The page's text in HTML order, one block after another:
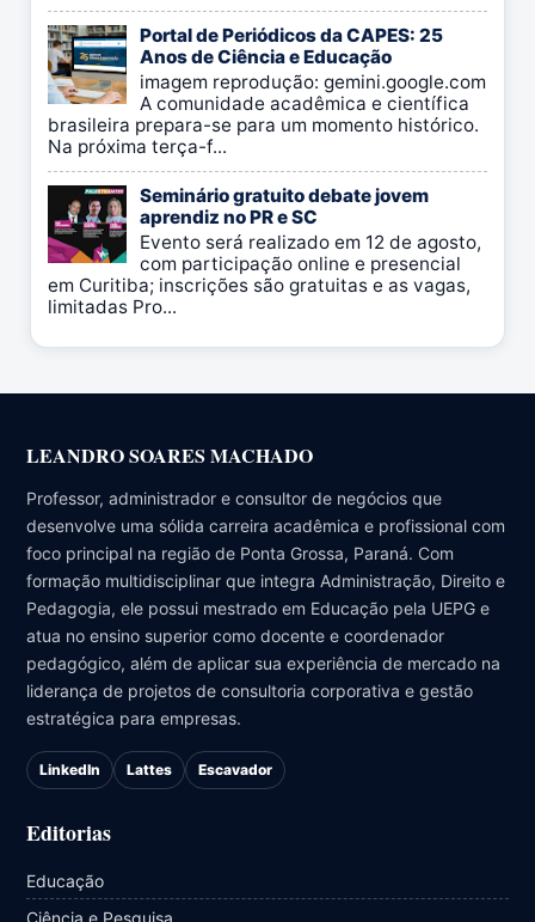
Portal de Periódicos da CAPES: 25
Anos de Ciência e Educação
imagem reprodução: gemini.google.com
A comunidade acadêmica e científica
brasileira prepara-se para um momento histórico.
Na próxima terça-f...
Seminário gratuito debate jovem
aprendiz no PR e SC
Evento será realizado em 12 de agosto,
com participação online e presencial
em Curitiba; inscrições são gratuitas e as vagas,
limitadas Pro...
LEANDRO SOARES MACHADO
Professor, administrador e consultor de negócios que
desenvolve uma sólida carreira acadêmica e profissional com
foco principal na região de Ponta Grossa, Paraná. Com
formação multidisciplinar que integra Administração, Direito e
Pedagogia, ele possui mestrado em Educação pela UEPG e
atua no ensino superior como docente e coordenador
pedagógico, além de aplicar sua experiência de mercado na
liderança de projetos de consultoria corporativa e gestão
estratégica para empresas.
LinkedIn Lattes Escavador
Editorias
Educação
Ciência e Pesquisa